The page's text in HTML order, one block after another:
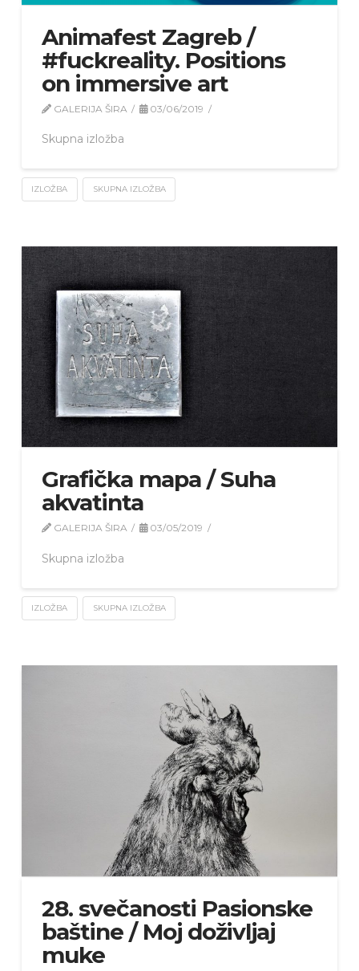
Animafest Zagreb /
#fuckreality. Positions
on immersive art
GALERIJA ŠIRA 03/06/2019
Skupna izložba
IZLOŽBA SKUPNA IZLOŽBA
Grafička mapa / Suha
akvatinta
GALERIJA ŠIRA 03/05/2019
Skupna izložba
IZLOŽBA SKUPNA IZLOŽBA
28. svečanosti Pasionske
baštine / Moj doživljaj
muke